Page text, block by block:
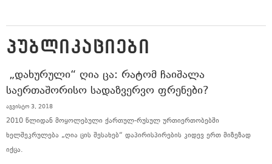
ᲞᲣᲑᲚᲘᲙᲐᲪᲘᲔᲑᲘ
„ᲓᲐᲮᲣᲠᲣᲚᲘ“ ᲦᲘᲐ ᲪᲐ: ᲠᲐᲢᲝᲛ ᲩᲐᲘᲨᲐᲚᲐ
ᲡᲐᲔᲠᲗᲐᲨᲝᲠᲘᲡᲝ ᲡᲐᲓᲐᲖᲕᲔᲠᲕᲝ ᲤᲠᲔᲜᲔᲑᲘ?
აგვისტო 3, 2018
2010 წლიდან მოყოლებული ქართულ-რუსულ ურთიერთობებში
ხელშეკრულება „ღია ცის შესახებ“ დაპირისპირების კიდევ ერთ მიზეზად
იქცა.